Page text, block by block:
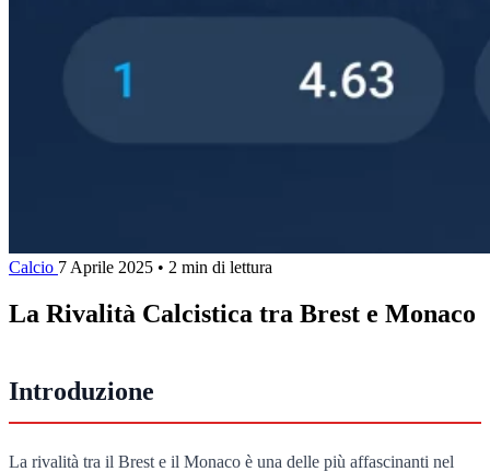
Calcio 7 Aprile 2025 • 2 min di lettura
La Rivalità Calcistica tra Brest e Monaco
Introduzione
La rivalità tra il Brest e il Monaco è una delle più affascinanti nel